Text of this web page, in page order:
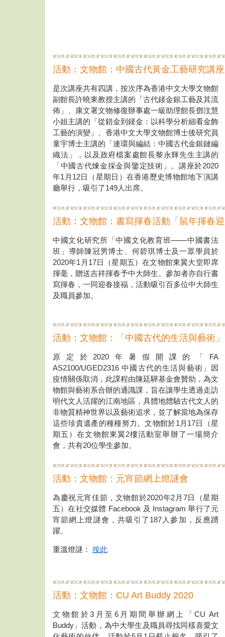
活動：文物館：中國古代黃金工藝研究講
是次講座共有四講，按次序為香港中文大學文物館
副館長許曉東教授主講的「古代錽金銀工藝及其流
佈」、康文署文物修復辦事處一級助理館長鄧汶慧
小姐主講的「從錯金到錽金：以科學分析細看金飾
工藝的演變」、香港中文大學文物館博士後研究員
童宇博士主講的「連環與編結：中國古代金銀鏈編
織法」，以及政府檔案處館長黎永輝先生主講的
「中國古代煉金採金與鑒定技術」。講座於2020
年1月12日（星期日）在香港歷史博物館地下演講
廳舉行，吸引了149人出席。
活動：文物館：書寫揮春活動「鼠年揮春
中國文化研究所「中國文化教育班——中國書法
班」導師陳冠男博士、何碧琪博士及一眾學員於
2020年1月17日（星期五）在文物館東翼大堂即席
揮毫，贈送吉祥揮春予中大師生。參加者亦自行書
寫揮春，一同迎春接福，活動吸引百多位中大師生
及職員參加。
活動：文物館：「中國古代的生活與藝術
原定於2020年暑假開課的「FA
AS2100/UGED2316 中國古代的生活與藝術」因
疫情關係取消，此課程由陳廷驊基金會贊助，為文
物館與藝術系合辦的通識課，旨在讓學生透過走訪
明代文人活躍的江南地區，具體地體驗古代文人的
非物質精神世界以及藝術追求，並了解當地為保存
這些珍貴遺產的種種努力。文物館於1月17日（星
期五）在文物館東翼2樓活動室舉辦了一場簡介
會，共有20位學生參加。
活動：文物館：元宵節網上燈謎會
為慶祝元宵佳節，文物館於2020年2月7日（星期
五）在社交媒體 Facebook 及 Instagram 舉行了元
宵節網上燈謎會，共吸引了187人參加，反應踴
躍。
重溫燈謎： 按此
活動：文物館：CU Art Buddy 2020
文物館於3月至6月期間舉辦網上「CU Art
Buddy」活動，為中大學生及職員尋找同樣喜愛文